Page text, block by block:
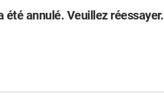
annulé. Veuillez réessayer.